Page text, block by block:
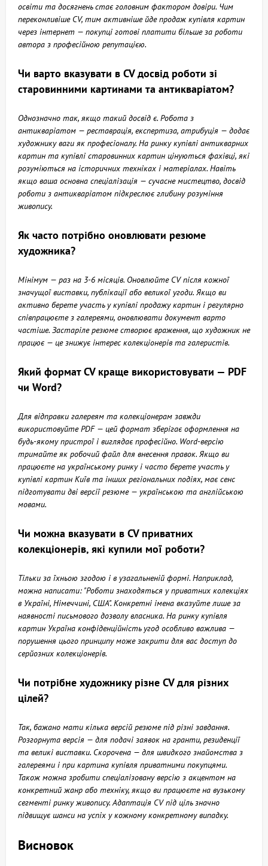
освіти та досягнень стає головним фактором довіри. Чим
переконливіше CV, тим активніше йде продаж купівля картин
через інтернет — покупці готові платити більше за роботи
автора з професійною репутацією.
Чи варто вказувати в CV досвід роботи зі
старовинними картинами та антикваріатом?
Однозначно так, якщо такий досвід є. Робота з
антикваріатом — реставрація, експертиза, атрибуція — додає
художнику ваги як професіоналу. На ринку купівлі антикварних
картин та купівлі старовинних картин цінуються фахівці, які
розуміються на історичних техніках і матеріалах. Навіть
якщо ваша основна спеціалізація — сучасне мистецтво, досвід
роботи з антикваріатом підкреслює глибину розуміння
живопису.
Як часто потрібно оновлювати резюме
художника?
Мінімум — раз на 3-6 місяців. Оновлюйте CV після кожної
значущої виставки, публікації або великої угоди. Якщо ви
активно берете участь у купівлі продажу картин і регулярно
співпрацюєте з галереями, оновлювати документ варто
частіше. Застаріле резюме створює враження, що художник не
працює — це знижує інтерес колекціонерів та галеристів.
Який формат CV краще використовувати — PDF
чи Word?
Для відправки галереям та колекціонерам завжди
використовуйте PDF — цей формат зберігає оформлення на
будь-якому пристрої і виглядає професійно. Word-версію
тримайте як робочий файл для внесення правок. Якщо ви
працюєте на українському ринку і часто берете участь у
купівлі картин Київ та інших регіональних подіях, має сенс
підготувати дві версії резюме — українською та англійською
мовами.
Чи можна вказувати в CV приватних
колекціонерів, які купили мої роботи?
Тільки за їхньою згодою і в узагальненій формі. Наприклад,
можна написати: "Роботи знаходяться у приватних колекціях
в Україні, Німеччині, США". Конкретні імена вказуйте лише за
наявності письмового дозволу власника. На ринку купівля
картин Україна конфіденційність угод особливо важлива —
порушення цього принципу може закрити для вас доступ до
серйозних колекціонерів.
Чи потрібне художнику різне CV для різних
цілей?
Так, бажано мати кілька версій резюме під різні завдання.
Розгорнута версія — для подачі заявок на гранти, резиденції
та великі виставки. Скорочена — для швидкого знайомства з
галереями і при картина купівля приватними покупцями.
Також можна зробити спеціалізовану версію з акцентом на
конкретний жанр або техніку, якщо ви працюєте на вузькому
сегменті ринку живопису. Адаптація CV під ціль значно
підвищує шанси на успіх у кожному конкретному випадку.
Висновок